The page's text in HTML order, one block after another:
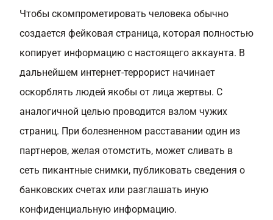
Чтобы скомпрометировать человека обычно
создается фейковая страница, которая полностью
копирует информацию с настоящего аккаунта. В
дальнейшем интернет-террорист начинает
оскорблять людей якобы от лица жертвы. С
аналогичной целью проводится взлом чужих
страниц. При болезненном расставании один из
партнеров, желая отомстить, может сливать в
сеть пикантные снимки, публиковать сведения о
банковских счетах или разглашать иную
конфиденциальную информацию.